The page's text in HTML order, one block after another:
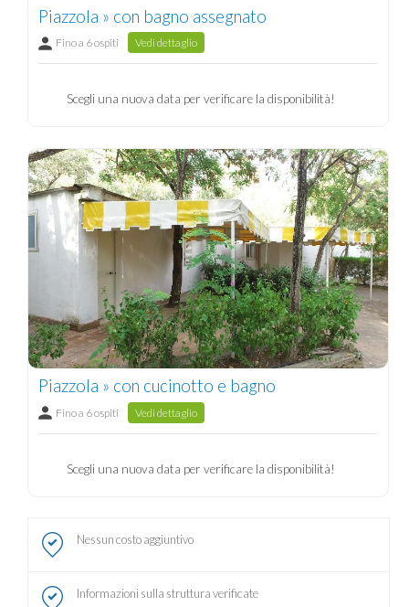
Piazzola » con bagno assegnato
Fino a 6 ospiti Vedi dettaglio
Scegli una nuova data per verificare la disponibilità!
Piazzola » con cucinotto e bagno
Fino a 6 ospiti Vedi dettaglio
Scegli una nuova data per verificare la disponibilità!
Nessun costo aggiuntivo
Informazioni sulla struttura verificate